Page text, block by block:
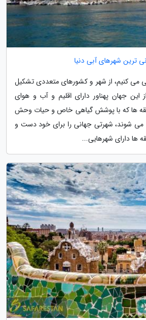
ترین شهرهای آبی دنیا
می کنیم، از شهر و کشورهای متعددی تشکیل
جهان پهناور دارای اقلیم و آب و هوای
ها که با پوشش گیاهی خاص و حیات وحش
می شوند، شهرتی جهانی را برای خود دست و
ها دارای شهرهایی...